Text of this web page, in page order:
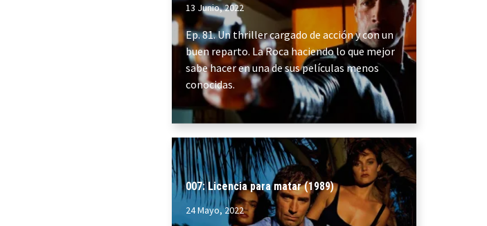
13 Junio, 2022
Ep. 81. Un thriller cargado de acción y con un
buen reparto. La Roca haciendo lo que mejor
sabe hacer en una de sus películas menos
conocidas.
007: Licencia para matar (1989)
24 Mayo, 2022